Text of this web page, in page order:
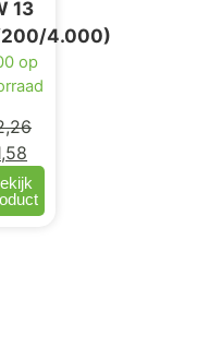
13
200/4.000)
op